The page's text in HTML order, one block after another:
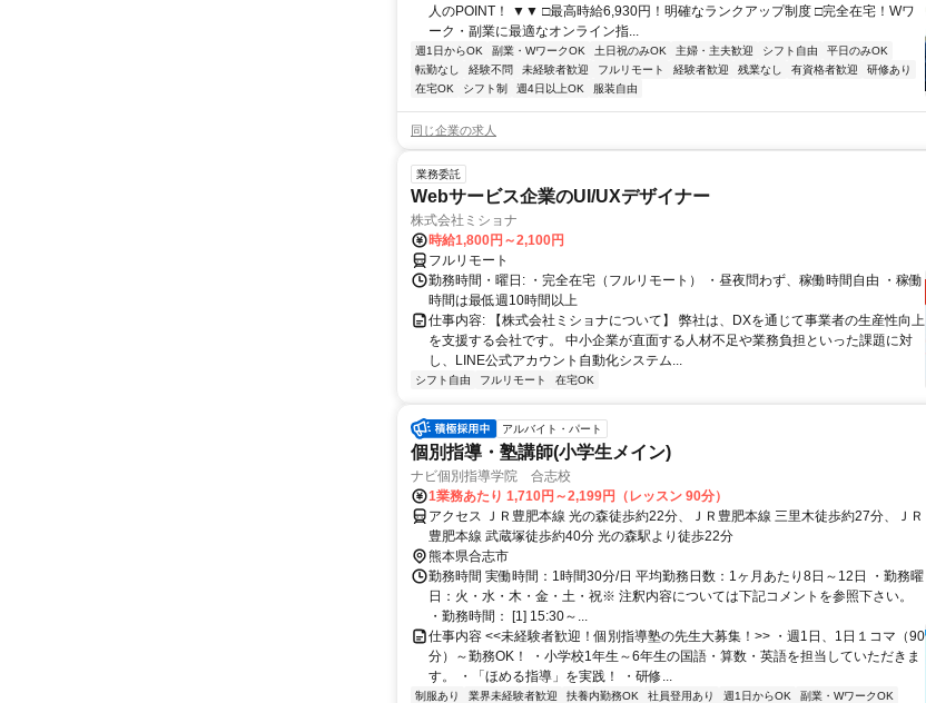
人のPOINT！ ▼▼ □最高時給6,930円！明確なランクアップ制度 □完全在宅！Wワ
ーク・副業に最適なオンライン指...
週1日からOK 副業・WワークOK 土日祝のみOK 主婦・主夫歓迎 シフト自由
平日のみOK
転勤なし
経験不問 未経験者歓迎 フルリモート 経験者歓迎 残業なし 有資格者歓迎
研修あり
在宅OK
シフト制 週4日以上OK 服装自由
同じ企業の求人
業務委託
Webサービス企業のUI/UXデザイナー
株式会社ミショナ
時給1,800円～2,100円
フルリモート
勤務時間・曜日: ・完全在宅（フルリモート） ・昼夜問わず、稼働時間自由 ・稼働
時間は最低週10時間以上
仕事内容: 【株式会社ミショナについて】 弊社は、DXを通じて事業者の生産性向上
を支援する会社です。 中小企業が直面する人材不足や業務負担といった課題に対
し、LINE公式アカウント自動化システム...
シフト自由 フルリモート 在宅OK
アルバイト・パート
個別指導・塾講師(小学生メイン)
ナビ個別指導学院 合志校
1業務あたり 1,710円～2,199円（レッスン 90分）
アクセス ＪＲ豊肥本線 光の森徒歩約22分、ＪＲ豊肥本線 三里木徒歩約27分、ＪＲ
豊肥本線 武蔵塚徒歩約40分 光の森駅より徒歩22分
熊本県合志市
勤務時間 実働時間：1時間30分/日 平均勤務日数：1ヶ月あたり8日～12日 ・勤務曜
日：火・水・木・金・土・祝※ 注釈内容については下記コメントを参照下さい。
・勤務時間： [1] 15:30～...
仕事内容 <<未経験者歓迎！個別指導塾の先生大募集！>> ・週1日、1日１コマ（90
分）～勤務OK！ ・小学校1年生～6年生の国語・算数・英語を担当していただきま
す。 ・「ほめる指導」を実践！ ・研修...
制服あり 業界未経験者歓迎 扶養内勤務OK 社員登用あり 週1日からOK
副業・WワークOK